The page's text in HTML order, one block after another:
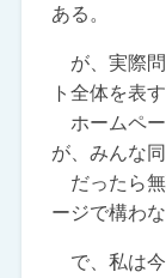
ある。
が、実際問
ト全体を表
ホームペー
が、みんな
だったら無
ージで構わな
で、私は今